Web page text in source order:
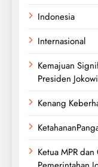
Indonesia
Internasional
Kemajuan
Presiden Jokowi
Kenang
Ketua MPR